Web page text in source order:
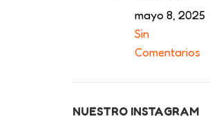
mayo 8, 2025
Sin
Comentarios
NUESTRO INSTAGRAM